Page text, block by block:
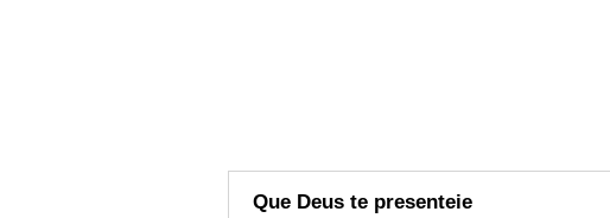
Que Deus te presenteie